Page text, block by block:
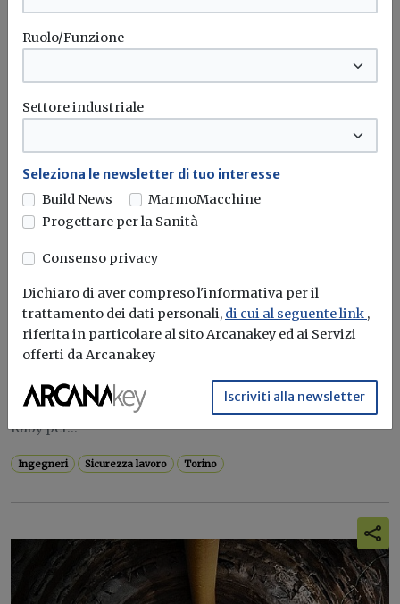
Al via a Torino la prima edizione dei
“H&S Days TO”, le Giornate della
Salute e della Sicurezza sul Lavoro
Dal 6 all’8 maggio ingegneri e medici insieme a Villa
Raby per...
Ingegneri Sicurezza lavoro Torino
Ruolo/Funzione
Settore industriale
Seleziona le newsletter di tuo interesse
Build News
MarmoMacchine
Progettare per la Sanità
Consenso privacy
Dichiaro di aver compreso l'informativa per il
trattamento dei dati personali, di cui al seguente link ,
riferita in particolare al sito Arcanakey ed ai Servizi
offerti da Arcanakey
Iscriviti alla newsletter